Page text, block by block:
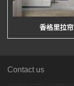
香格里拉帘
Contact us